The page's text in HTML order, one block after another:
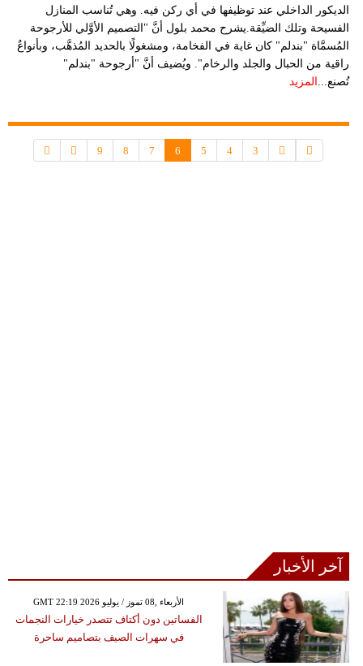
الديكور الداخلي عند توظيفها في أي ركن فيه. وهي تُناسب المنازل
الفسيحة وتلك الضيِّقة.يشرح محمد بلول أنَّ "التصميم الأوَّلي للأرجوحة
المُسمَّاة "بندلم" كان غاية في الفخامة، ومشغولًا بالحديد المُذهَّب، وبأنواعٌ
راقية من الحبال والجلد والرخام". ويُضيف أنَّ "أرجوحة "بندلم"
تُصنع... المزيد
3
4
5
6
7
8
9
آخر الأخبار
GMT 22:19 2026 الأربعاء ,08 تموز / يوليو
الفساتين دون أكتاف تتصدر خيارات النجمات
في سهرات الصيف بتصاميم ساحرة